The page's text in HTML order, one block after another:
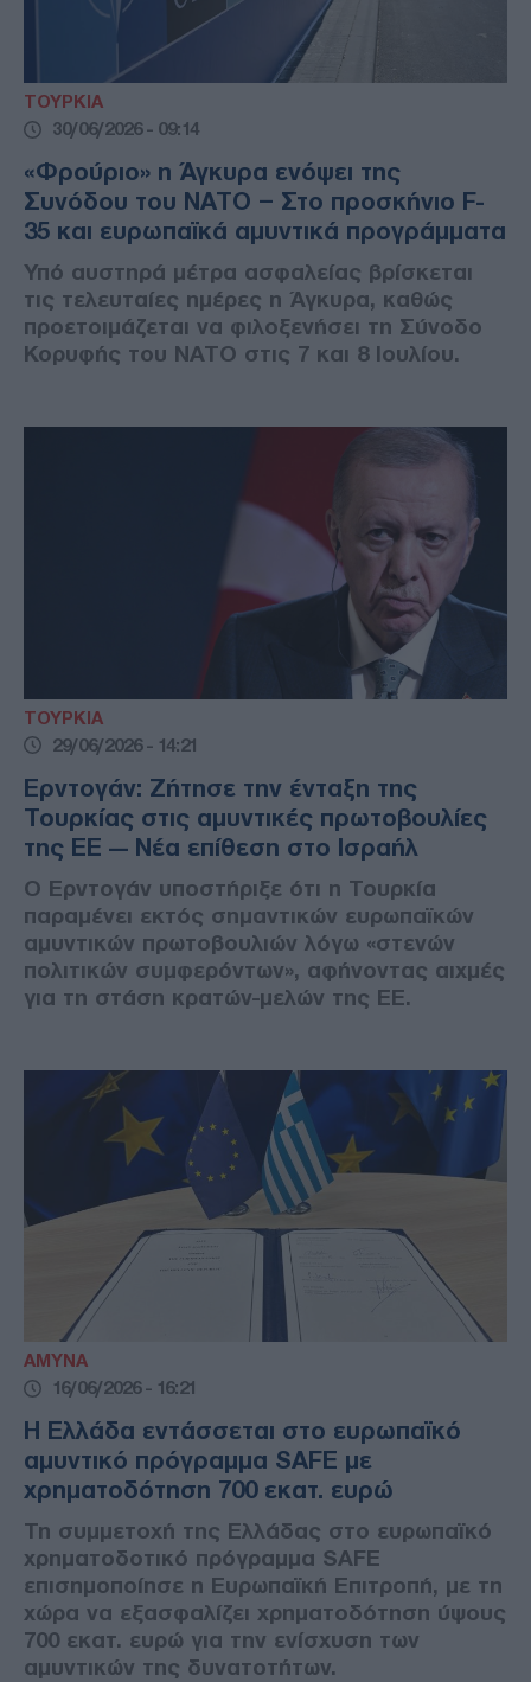
ΤΟΥΡΚΙΑ
30/06/2026 - 09:14
«Φρούριο» η Άγκυρα ενόψει της
Συνόδου του ΝΑΤΟ – Στο προσκήνιο F-
35 και ευρωπαϊκά αμυντικά προγράμματα
Υπό αυστηρά μέτρα ασφαλείας βρίσκεται
τις τελευταίες ημέρες η Άγκυρα, καθώς
προετοιμάζεται να φιλοξενήσει τη Σύνοδο
Κορυφής του ΝΑΤΟ στις 7 και 8 Ιουλίου.
ΤΟΥΡΚΙΑ
29/06/2026 - 14:21
Ερντογάν: Ζήτησε την ένταξη της
Τουρκίας στις αμυντικές πρωτοβουλίες
της ΕΕ — Νέα επίθεση στο Ισραήλ
Ο Ερντογάν υποστήριξε ότι η Τουρκία
παραμένει εκτός σημαντικών ευρωπαϊκών
αμυντικών πρωτοβουλιών λόγω «στενών
πολιτικών συμφερόντων», αφήνοντας αιχμές
για τη στάση κρατών-μελών της ΕΕ.
ΑΜΥΝΑ
16/06/2026 - 16:21
Η Ελλάδα εντάσσεται στο ευρωπαϊκό
αμυντικό πρόγραμμα SAFE με
χρηματοδότηση 700 εκατ. ευρώ
Τη συμμετοχή της Ελλάδας στο ευρωπαϊκό
χρηματοδοτικό πρόγραμμα SAFE
επισημοποίησε η Ευρωπαϊκή Επιτροπή, με τη
χώρα να εξασφαλίζει χρηματοδότηση ύψους
700 εκατ. ευρώ για την ενίσχυση των
αμυντικών της δυνατοτήτων.